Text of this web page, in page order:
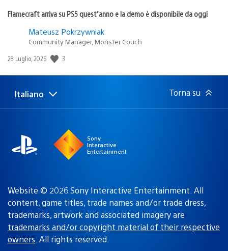
Flamecraft arriva su PS5 quest’anno e la demo è disponibile da oggi
Mateusz Pokrzywniak
Community Manager, Monster Couch
Data
pubblicazione:
28 Luglio, 2026 3
Seleziona
Regione
Italiano Torna su
Sony
Interactive
Entertainment
Website © 2026 Sony Interactive Entertainment. All
content, game titles, trade names and/or trade dress,
trademarks, artwork and associated imagery are
trademarks and/or copyright material of their respective
owners. All rights reserved.